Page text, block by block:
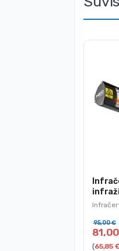
90-
95,00€
(65,85